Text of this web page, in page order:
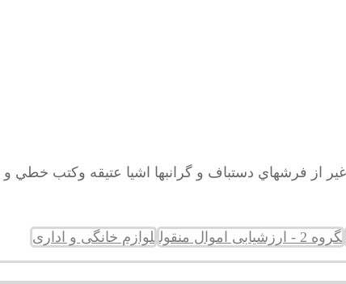
غير از فرشهاي دستباف و گرانبها اشيا عتيقه وكتب خطي
گروه 2 - ارزشیابی اموال منقول لوازم خانگی و اداری